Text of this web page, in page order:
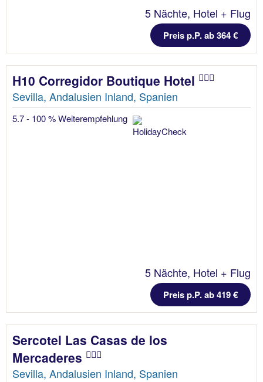
5 Nächte, Hotel + Flug
Preis p.P. ab 364 €
H10 Corregidor Boutique Hotel
Sevilla, Andalusien Inland, Spanien
5.7 - 100 % Weiterempfehlung
5 Nächte, Hotel + Flug
Preis p.P. ab 419 €
Sercotel Las Casas de los
Mercaderes
Sevilla, Andalusien Inland, Spanien